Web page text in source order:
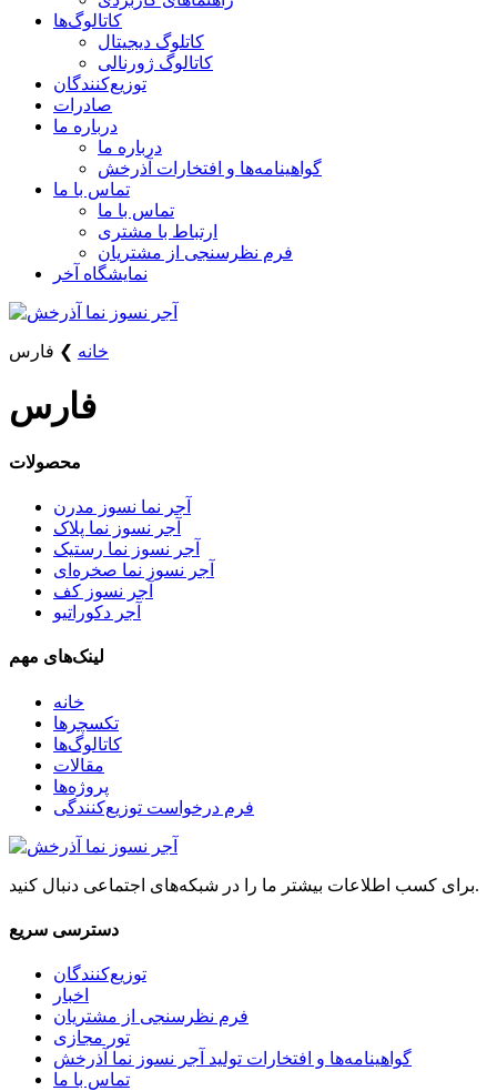
کاتالوگ‌ها
کاتلوگ دیجیتال
کاتالوگ ژورنالی
توزیع‌کنندگان
صادرات
درباره ما
درباره ما
گواهینامه‌ها و افتخارات آذرخش
تماس با ما
تماس با ما
ارتباط با مشتری
فرم نظرسنجی از مشتریان
نمایشگاه‌ آخر
خانه ❯ فارس
فارس
محصولات
آجر نما نسوز مدرن
آجر نسوز نما پلاک
آجر نسوز نما رستیک
آجر نسوز نما صخره‌ای
آجر نسوز کف
آجر دکوراتیو
لینک‌های مهم
خانه
تکسچرها
کاتالوگ‌ها
مقالات
پروژه‌ها
فرم درخواست توزیع‌کنندگی
برای کسب اطلاعات بیشتر ما را در شبکه‌های اجتماعی دنبال کنید.
دسترسی سریع
توزیع‌کنندگان
اخبار
فرم نظرسنجی از مشتریان
تور مجازی
گواهینامه‌ها و افتخارات تولید آجر نسوز نما آذرخش
تماس با ما